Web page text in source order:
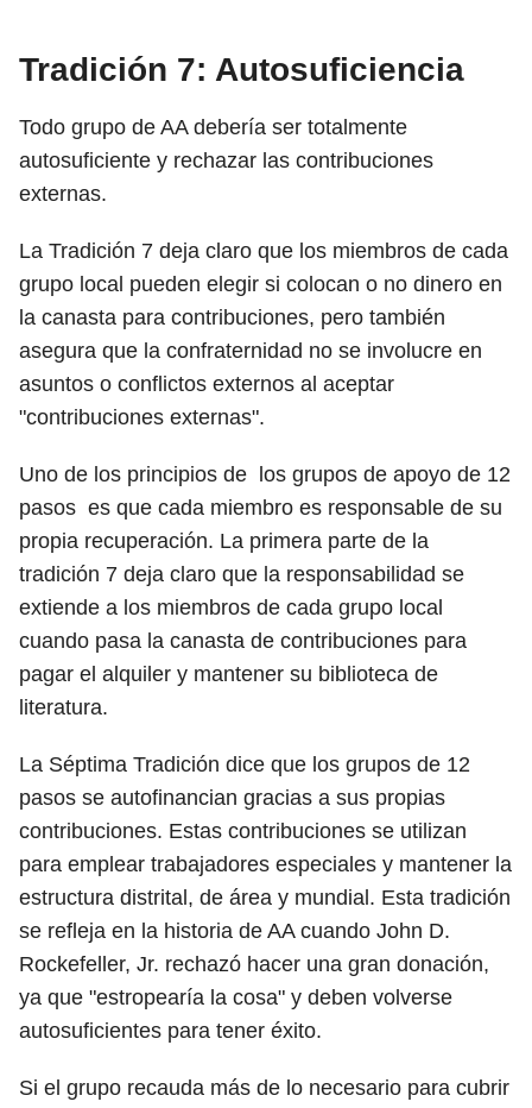
Tradición 7: Autosuficiencia
Todo grupo de AA debería ser totalmente
autosuficiente y rechazar las contribuciones
externas.
La Tradición 7 deja claro que los miembros de cada
grupo local pueden elegir si colocan o no dinero en
la canasta para contribuciones, pero también
asegura que la confraternidad no se involucre en
asuntos o conflictos externos al aceptar
"contribuciones externas".
Uno de los principios de los grupos de apoyo de 12
pasos es que cada miembro es responsable de su
propia recuperación. La primera parte de la
tradición 7 deja claro que la responsabilidad se
extiende a los miembros de cada grupo local
cuando pasa la canasta de contribuciones para
pagar el alquiler y mantener su biblioteca de
literatura.
La Séptima Tradición dice que los grupos de 12
pasos se autofinancian gracias a sus propias
contribuciones. Estas contribuciones se utilizan
para emplear trabajadores especiales y mantener la
estructura distrital, de área y mundial. Esta tradición
se refleja en la historia de AA cuando John D.
Rockefeller, Jr. rechazó hacer una gran donación,
ya que "estropearía la cosa" y deben volverse
autosuficientes para tener éxito.
Si el grupo recauda más de lo necesario para cubrir